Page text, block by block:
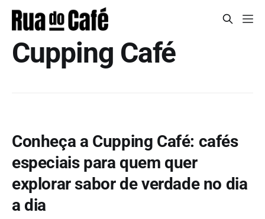
Cupping Café
Conheça a Cupping Café: cafés
especiais para quem quer
explorar sabor de verdade no dia
a dia